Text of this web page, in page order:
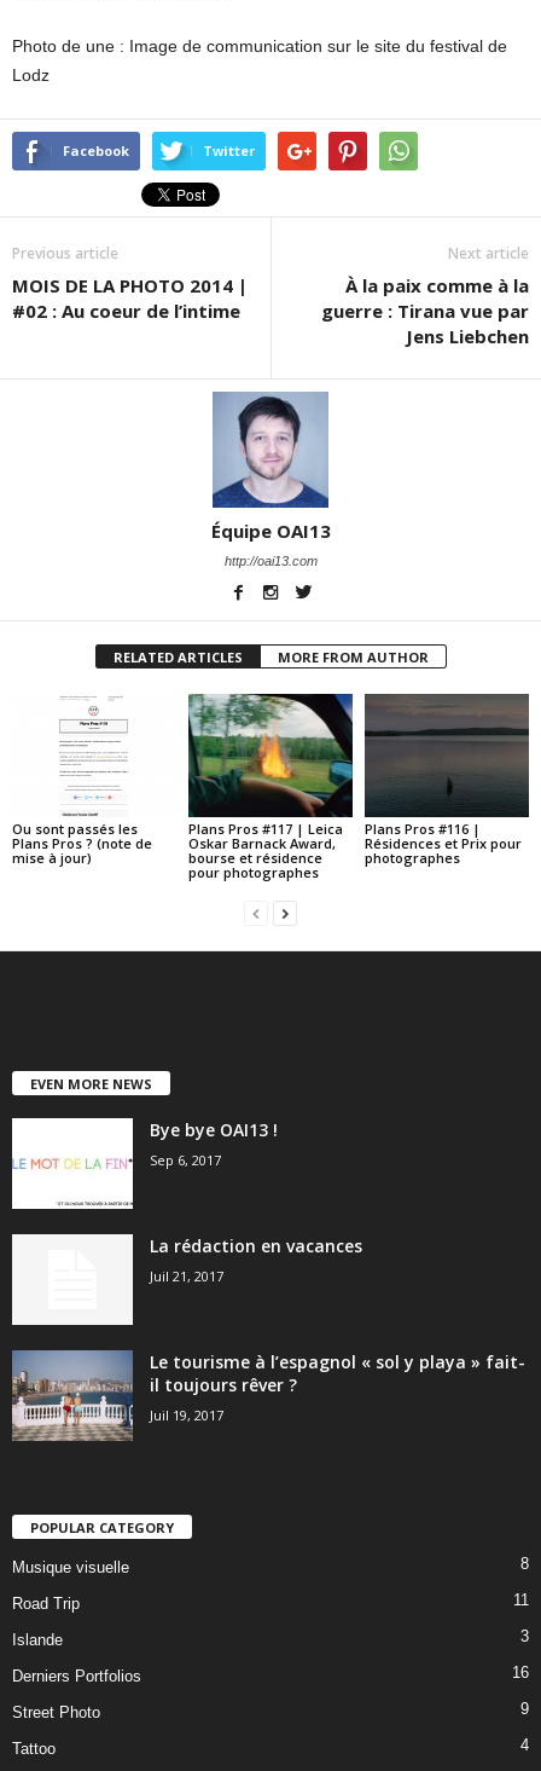
Photo de une : Image de communication sur le site du festival de
Lodz
Facebook Twitter
Previous article
MOIS DE LA PHOTO 2014 |
#02 : Au coeur de l’intime
Next article
À la paix comme à la
guerre : Tirana vue par
Jens Liebchen
Équipe OAI13
http://oai13.com
RELATED ARTICLES MORE FROM AUTHOR
Ou sont passés les
Plans Pros ? (note de
mise à jour)
Plans Pros #117 | Leica
Oskar Barnack Award,
bourse et résidence
pour photographes
Plans Pros #116 |
Résidences et Prix pour
photographes
EVEN MORE NEWS
Bye bye OAI13 !
Sep 6, 2017
La rédaction en vacances
Juil 21, 2017
Le tourisme à l’espagnol « sol y playa » fait-
il toujours rêver ?
Juil 19, 2017
POPULAR CATEGORY
Musique visuelle 8
Road Trip 11
Islande 3
Derniers Portfolios 16
Street Photo 9
Tattoo 4